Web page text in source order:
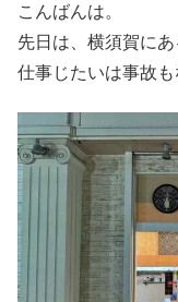
こんばんは。
先日は、横須賀に
仕事じたいは事故も